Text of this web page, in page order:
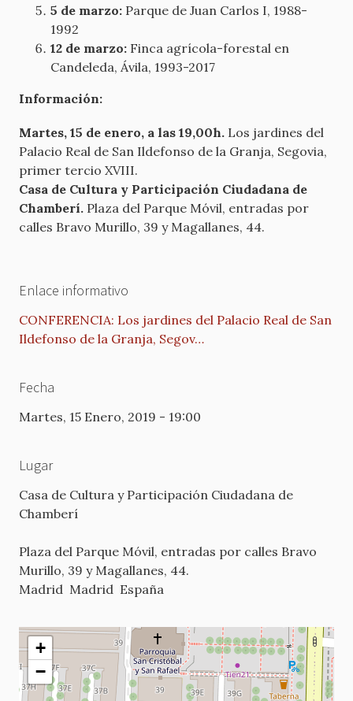
5 de marzo: Parque de Juan Carlos I, 1988-
1992
12 de marzo: Finca agrícola-forestal en
Candeleda, Ávila, 1993-2017
Información:
Martes, 15 de enero, a las 19,00h. Los jardines del
Palacio Real de San Ildefonso de la Granja, Segovia,
primer tercio XVIII.
Casa de Cultura y Participación Ciudadana de
Chamberí. Plaza del Parque Móvil, entradas por
calles Bravo Murillo, 39 y Magallanes, 44.
Enlace informativo
CONFERENCIA: Los jardines del Palacio Real de San
Ildefonso de la Granja, Segov…
Fecha
Martes, 15 Enero, 2019 - 19:00
Lugar
Casa de Cultura y Participación Ciudadana de
Chamberí
Plaza del Parque Móvil, entradas por calles Bravo
Murillo, 39 y Magallanes, 44.
Madrid Madrid España
+
−